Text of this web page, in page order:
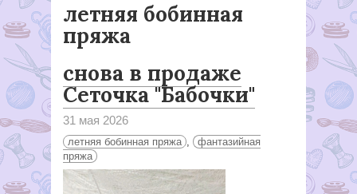
летняя бобинная
пряжа
снова в продаже
Сеточка "Бабочки"
31 мая 2026
летняя бобинная пряжа
фантазийная
пряжа